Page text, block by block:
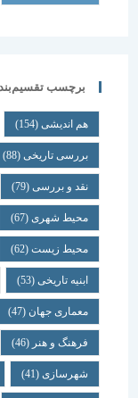
برچسب تقسیم‌بندی‌های
هم اندیشی (154)
بررسی تاریخی (88)
نقد و بررسی (79)
محیط شهری(67)
محیط زیست(62)
ابنیه تاریخی(53)
معماری جهان (47)
فرهنگ و هنر(46)
شهرسازی(41)